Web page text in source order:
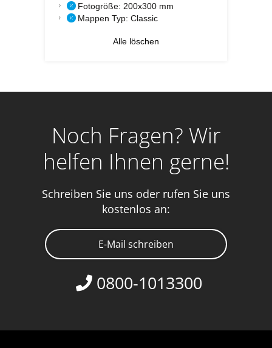
Fotogröße: 200x300 mm
Mappen Typ: Classic
Alle löschen
Noch Fragen? Wir
helfen Ihnen gerne!
Schreiben Sie uns oder rufen Sie uns
kostenlos an:
E-Mail schreiben
0800-1013300